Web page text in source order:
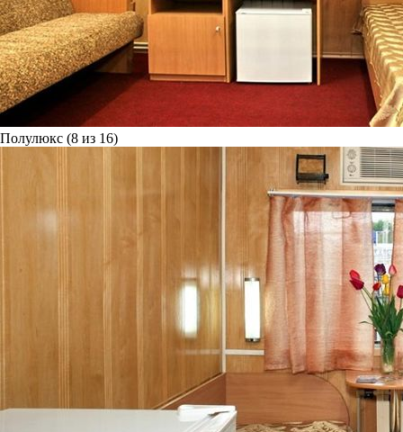
Полулюкс (8 из 16)